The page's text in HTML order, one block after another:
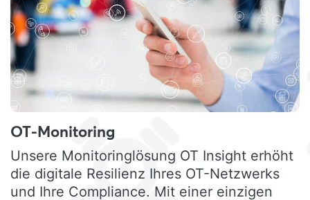
OT-Monitoring
Unsere Monitoringlösung OT Insight erhöht
die digitale Resilienz Ihres OT-Netzwerks
und Ihre Compliance. Mit einer einzigen